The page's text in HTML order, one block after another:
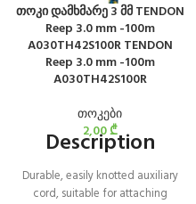
თოკი დამხმარე 3 მმ TENDON
Reep 3.0 mm -100m
A030TH42S100R TENDON
Reep 3.0 mm -100m
A030TH42S100R
თოკები
2,00₾
Description
Durable, easily knotted auxiliary
cord, suitable for attaching